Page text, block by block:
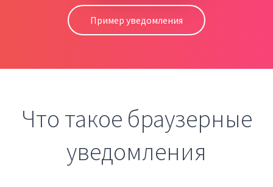
Пример уведомления
Что такое браузерные
уведомления